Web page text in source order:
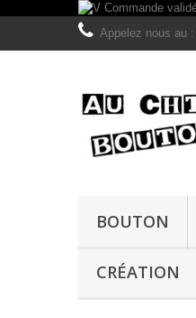
Appelez nous au :
BOUTON
CRÉATION